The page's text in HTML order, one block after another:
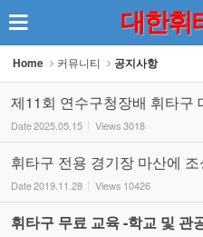
대한휘
Home 커뮤니티 공지사항
제11회 연수구청장배 휘타구
Date2025.05.15 Views3018
휘타구 전용 경기장 마산에 조
Date2019.11.28 Views 10426
휘타구 무료 교육 -학교 및 관
Sketchbook5,
Sketchbook5,